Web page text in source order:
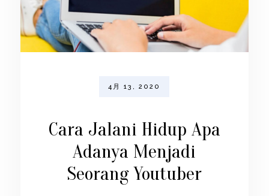
4月 13, 2020
Cara Jalani Hidup Apa
Adanya Menjadi
Seorang Youtuber